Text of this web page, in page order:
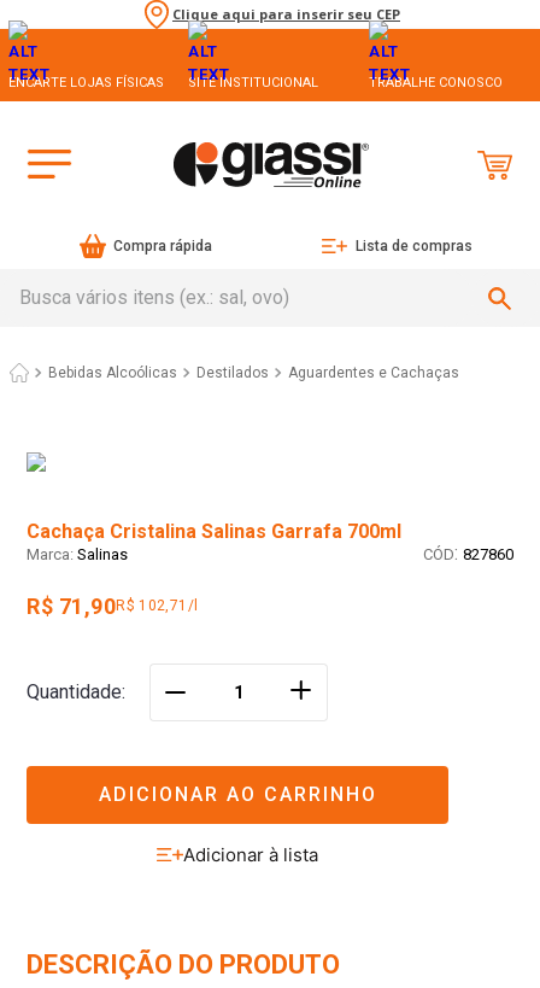
Clique aqui para inserir seu CEP
ENCARTE LOJAS FÍSICAS SITE INSTITUCIONAL TRABALHE CONOSCO
Compra rápida Lista de compras
Bebidas Alcoólicas Destilados Aguardentes e Cachaças
Cachaça Cristalina Salinas Garrafa 700ml
Salinas : 827860
R$ 71,90R$ 102,71/l
Quantidade ＋
ADICIONAR AO CARRINHO
DESCRIÇÃO DO PRODUTO